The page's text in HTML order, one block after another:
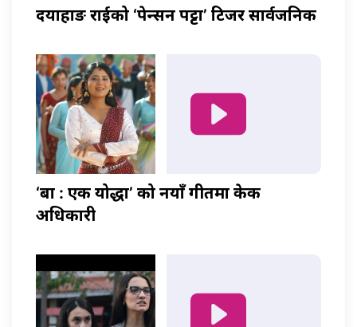
दयाहाङ राईको ‘पेन्सन पट्टा’ टिजर सार्वजनिक
‘बा : एक योद्धा’ को नयाँ गीतमा केकी
अधिकारी